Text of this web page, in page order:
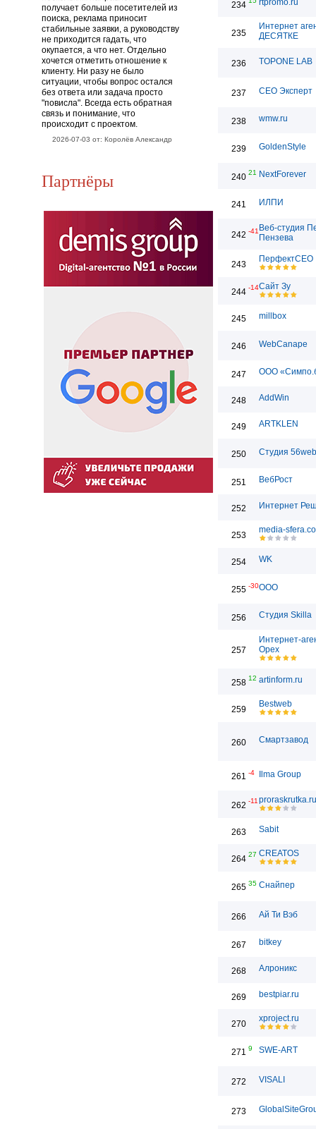
получает больше посетителей из
поиска, реклама приносит
стабильные заявки, а руководству
не приходится гадать, что
окупается, а что нет. Отдельно
хочется отметить отношение к
клиенту. Ни разу не было
ситуации, чтобы вопрос остался
без ответа или задача просто
"повисла". Всегда есть обратная
связь и понимание, что
происходит с проектом.
2026-07-03 от: Королёв Александр
Партнёры
234 rtpromo.ru
235
Интернет
ДЕСЯТКЕ
236 TOPONE LAB
237 СЕО Эксперт
238 wmw.ru
239 GoldenStyle
240 21 NextForever
241 ИЛПИ
242 -41 Веб-студия
Пензева
243
ПерфектСЕО
244 -14Сайт Зу
245 millbox
246 WebCanape
247 ООО
248 AddWin
249 ARTKLEN
250 Студия 56web
251 ВебРост
252 Интернет
253
media-
254 WK
255 -30ООО
256 Студия Skilla
257
Интернет-
Орех
258 12 artinform.ru
259
Bestweb
260 Смартзавод
261 -4 Ilma Group
262 -11 proraskrutka.ru
263 Sabit
264 27 CREATOS
265 35 Снайпер
266 Ай Ти Вэб
267 bitkey
268 Алроникс
269 bestpiar.ru
270
xproject.ru
271 9 SWE-ART
272 VISALI
273